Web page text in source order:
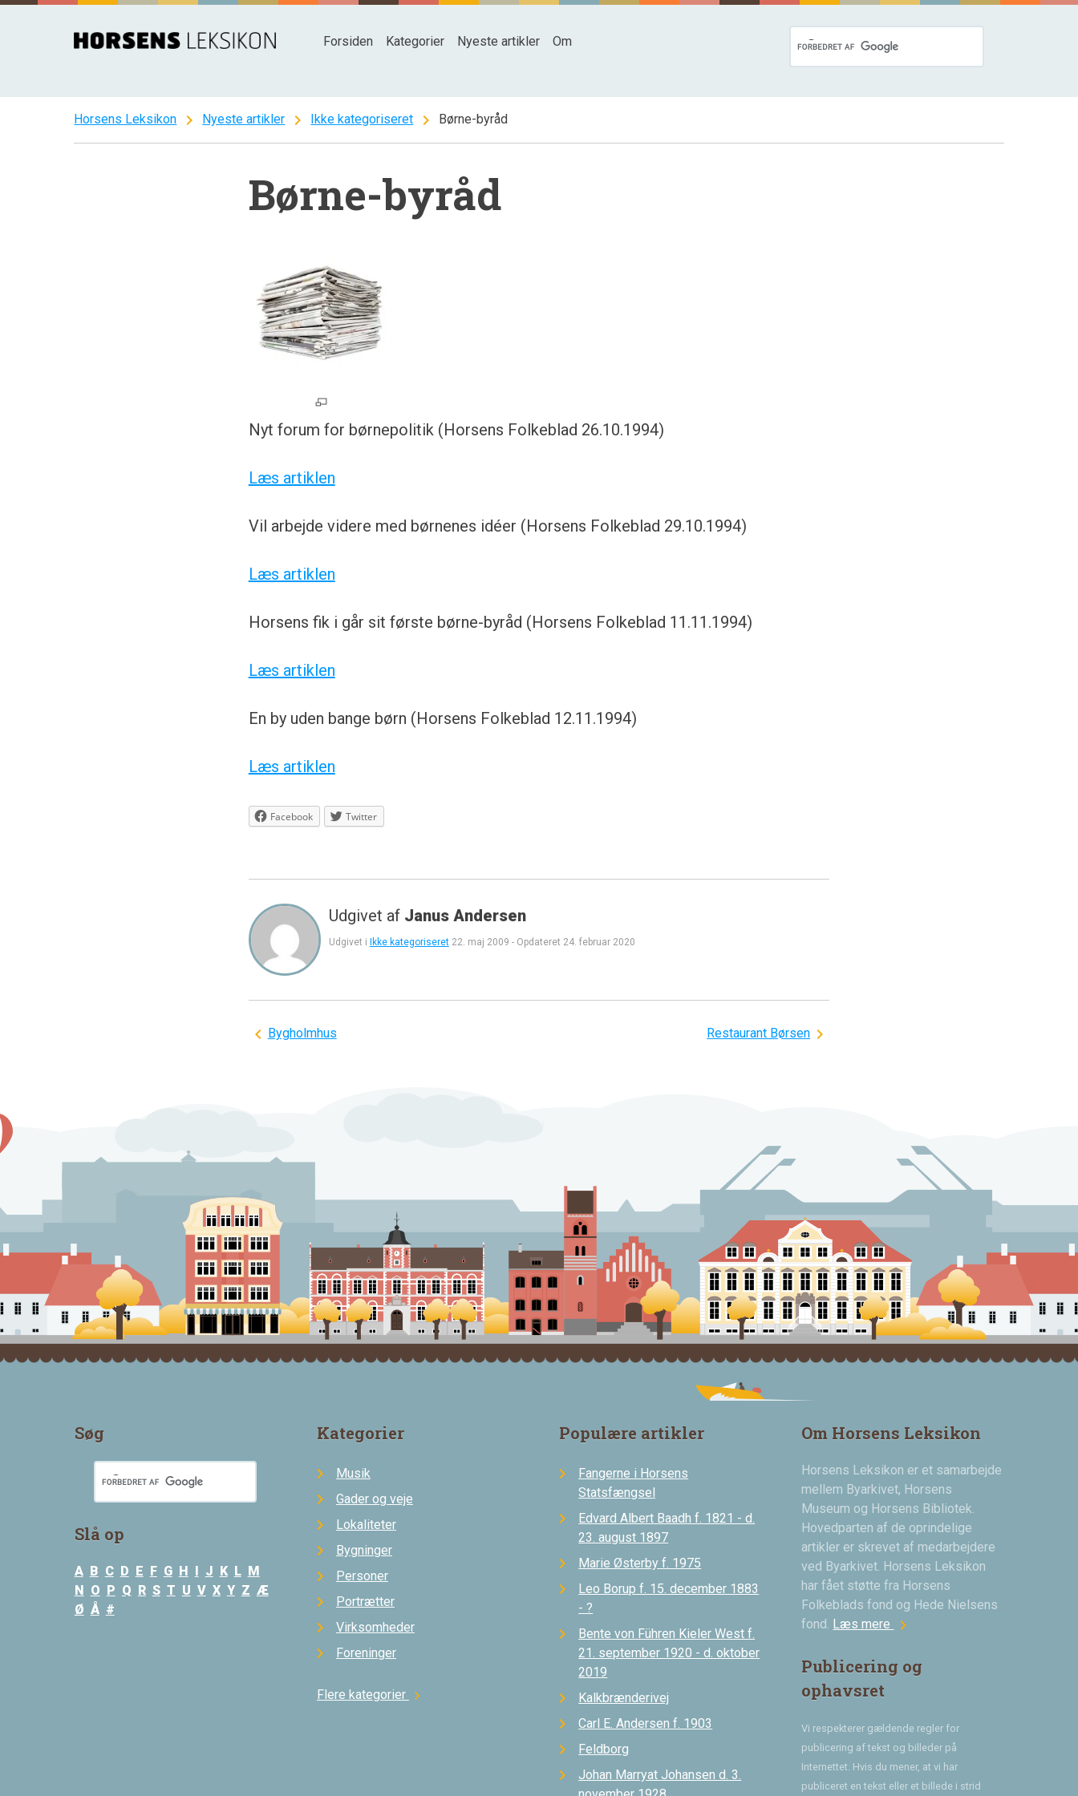
Spring
Forsiden Kategorier Nyeste artikler Om
Horsens Leksikon chevron_right Nyeste artikler chevron_right Ikke kategoriseret chevron_right Børne-byråd
Børne-byråd
Nyt forum for børnepolitik (Horsens Folkeblad 26.10.1994)
Læs artiklen
Vil arbejde videre med børnenes idéer (Horsens Folkeblad 29.10.1994)
Læs artiklen
Horsens fik i går sit første børne-byråd (Horsens Folkeblad 11.11.1994)
Læs artiklen
En by uden bange børn (Horsens Folkeblad 12.11.1994)
Læs artiklen
Facebook Twitter
Udgivet af Janus Andersen
Udgivet i Ikke kategoriseret 22. maj 2009 - Opdateret 24. februar 2020
Indlægsnavigation
Bygholmhus Restaurant Børsen
Søg
Slå op
A B C D E F G H J K L M
N
O P Q R S T U V X Y Z Æ
Ø Å #
Kategorier
Musik
Gader og veje
Lokaliteter
Bygninger
Personer
Portrætter
Virksomheder
Foreninger
Flere kategorier chevron_right
Populære artikler
Fangerne i Horsens
Statsfængsel
Edvard Albert Baadh f. 1821 - d.
23. august 1897
Marie Østerby f. 1975
Leo Borup f. 15. december 1883
- ?
Bente von Führen Kieler West f.
21. september 1920 - d. oktober
2019
Kalkbrænderivej
Carl E. Andersen f. 1903
Feldborg
Johan Marryat Johansen d. 3.
Om Horsens Leksikon
Horsens Leksikon er et samarbejde
mellem Byarkivet, Horsens
Museum og Horsens Bibliotek.
Hovedparten af de oprindelige
artikler er skrevet af medarbejdere
ved Byarkivet. Horsens Leksikon
har fået støtte fra Horsens
Folkeblads fond og Hede Nielsens
fond. Læs mere chevron_right
Publicering og
ophavsret
Vi respekterer gældende regler for
publicering af tekst og billeder på
Internettet. Hvis du mener, at vi har
publiceret en tekst eller et billede i strid